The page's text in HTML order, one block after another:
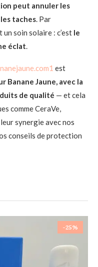
peut annuler les
taches. Par
un soin solaire : c’est le
éclat.
est
Banane Jaune, avec la
de qualité — et cela
comme CeraVe,
synergie avec nos
conseils de protection
-25%